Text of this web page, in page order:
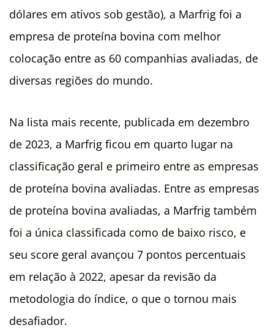
dólares em ativos sob gestão), a Marfrig foi a
empresa de proteína bovina com melhor
colocação entre as 60 companhias avaliadas, de
diversas regiões do mundo.
Na lista mais recente, publicada em dezembro
de 2023, a Marfrig ficou em quarto lugar na
classificação geral e primeiro entre as empresas
de proteína bovina avaliadas. Entre as empresas
de proteína bovina avaliadas, a Marfrig também
foi a única classificada como de baixo risco, e
seu score geral avançou 7 pontos percentuais
em relação à 2022, apesar da revisão da
metodologia do índice, o que o tornou mais
desafiador.